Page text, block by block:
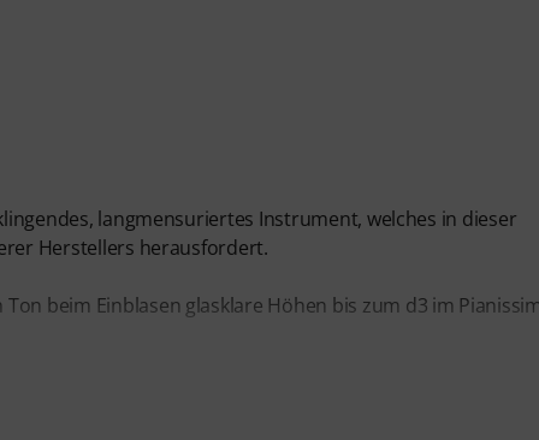
langmensuriertes Instrument, welches in dieser
Herstellers herausfordert.
beim Einblasen glasklare Höhen bis zum d3 im